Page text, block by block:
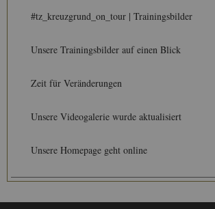
#tz_kreuzgrund_on_tour | Trainingsbilder
Unsere Trainingsbilder auf einen Blick
Zeit für Veränderungen
Unsere Videogalerie wurde aktualisiert
Unsere Homepage geht online